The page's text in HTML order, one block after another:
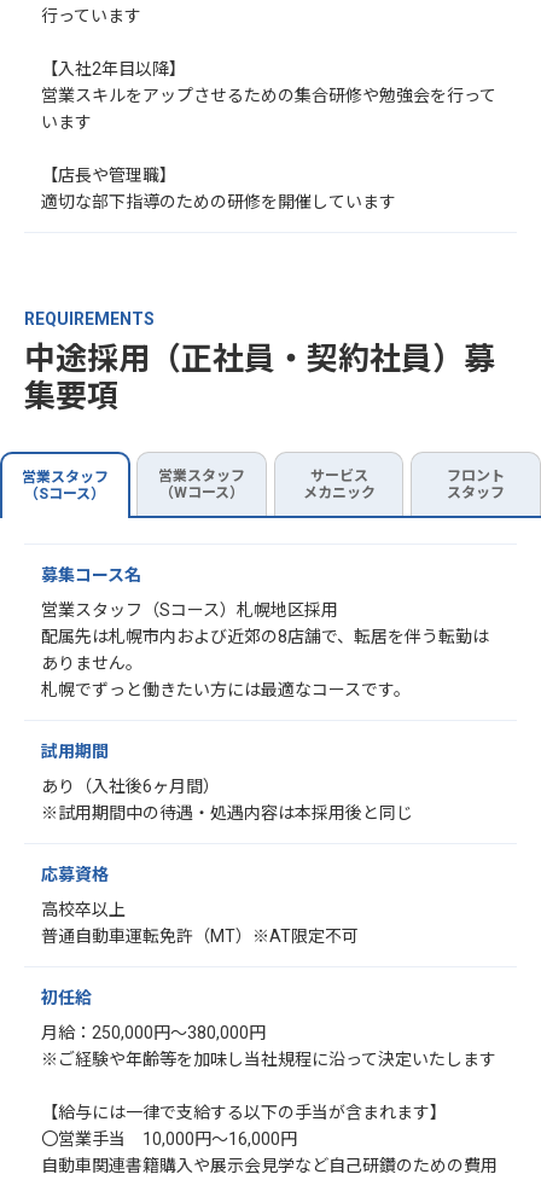
行っています
【入社2年目以降】
営業スキルをアップさせるための集合研修や勉強会を行って
います
【店長や管理職】
適切な部下指導のための研修を開催しています
REQUIREMENTS
中途採用（正社員・契約社員）募
集要項
営業スタッフ
（Sコース）
営業スタッフ
（Wコース）
サービス
メカニック
フロント
スタッフ
募集コース名
営業スタッフ（Sコース）札幌地区採用
配属先は札幌市内および近郊の8店舗で、転居を伴う転勤は
ありません。
札幌でずっと働きたい方には最適なコースです。
試用期間
あり（入社後6ヶ月間）
※試用期間中の待遇・処遇内容は本採用後と同じ
応募資格
高校卒以上
普通自動車運転免許（MT）※AT限定不可
初任給
月給：250,000円～380,000円
※ご経験や年齢等を加味し当社規程に沿って決定いたします
【給与には一律で支給する以下の手当が含まれます】
〇営業手当 10,000円～16,000円
自動車関連書籍購入や展示会見学など自己研鑽のための費用